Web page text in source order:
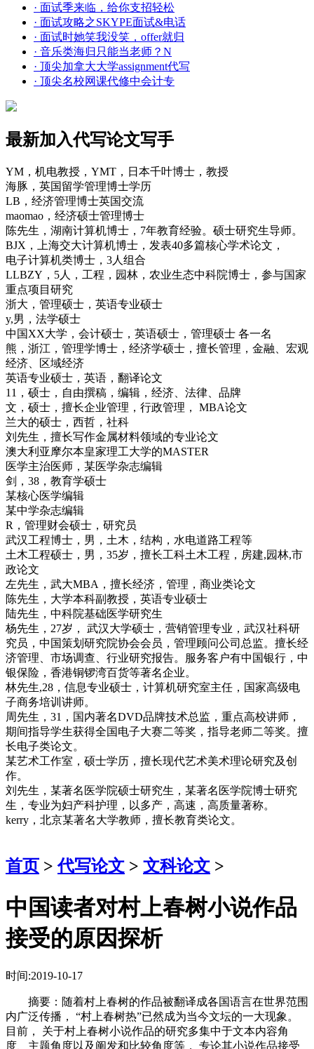
· 面试季来临，给你支招轻松
· 面试攻略之SKYPE面试&电话
· 面试时她笑我没笑，offer就归
· 音乐类海归只能当老师？N
· 顶尖加拿大大学assignment代写
· 顶尖名校网课代修中会计专
最新加入代写论文写手
YM，机电教授，YMT，日本千叶博士，教授
海豚，英国留学管理博士学历
LB，经济管理博士英国交流
maomao，经济硕士管理博士
陈先生，湖南计算机博士，7年教育经验。硕士研究生导师。
BJX，上海交大计算机博士，发表40多篇核心学术论文，
电子计算机类博士，3人组合
LLBZY，5人，工程，园林，农业生态中科院博士，参与国家
重点项目研究
浙大，管理硕士，英语专业硕士
y,男，法学硕士
中国XX大学，会计硕士，英语硕士，管理硕士 各一名
熊，浙江，管理学博士，经济学硕士，擅长管理，金融、宏观
经济、区域经济
英语专业硕士，英语，翻译论文
11，硕士，自由撰稿，编辑，经济、法律、品牌
文，硕士，擅长企业管理，行政管理， MBA论文
兰大的硕士，西哲，社科
刘先生，擅长写作金属材料领域的专业论文
澳大利亚摩尔本皇家理工大学的MASTER
医学主治医师，某医学杂志编辑
剑，38，教育学硕士
某核心医学编辑
某中学杂志编辑
R，管理财会硕士，研究员
武汉工程博士，男，土木，结构，水电道路工程等
土木工程硕士，男，35岁，擅长工科土木工程，房建,园林,市
政论文
左先生，武大MBA，擅长经济，管理，商业类论文
陈先生，大学本科副教授，英语专业硕士
陆先生，中科院基础医学研究生
杨先生，27岁， 武汉大学硕士，营销管理专业，武汉社科研
究员，中国策划研究院协会会员，管理顾问公司总监。擅长经
济管理、市场调查、行业研究报告。服务客户有中国银行，中
银保险，香港铜锣湾百货等著名企业。
林先生,28，信息专业硕士，计算机研究室主任，国家高级电
子商务培训讲师。
周先生，31，国内著名DVD品牌技术总监，重点高校讲师，
期间指导学生获得全国电子大赛二等奖，指导老师二等奖。擅
长电子类论文。
某艺术工作室，硕士学历，擅长现代艺术美术理论研究及创
作。
刘先生，某著名医学院硕士研究生，某著名医学院博士研究
生，专业为妇产科护理，以多产，高速，高质量著称。
kerry，北京某著名大学教师，擅长教育类论文。
首页 >代写论文 > 文科论文 >
中国读者对村上春树小说作品
接受的原因探析
时间:2019-10-17
摘要：随着村上春树的作品被翻译成各国语言在世界范围
内广泛传播， “村上春树热”已然成为当今文坛的一大现象。
目前， 关于村上春树小说作品的研究多集中于文本内容角
度、主题角度以及阐发和比较角度等， 专论其小说作品接受